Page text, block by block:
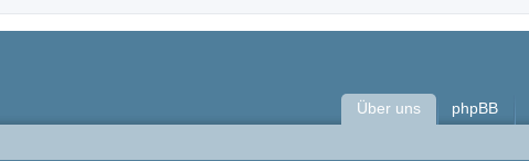
Über uns phpBB